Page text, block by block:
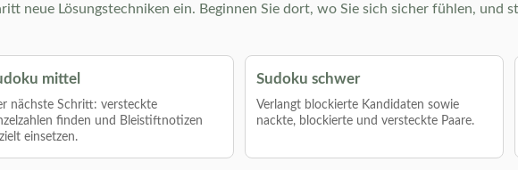
neue Lösungstechniken ein. Beginnen Sie dort, wo Sie sich sicher fühlen, und
mittel
nächste Schritt: versteckte
finden und Bleistiftnotizen
einsetzen.
Sudoku schwer
Verlangt blockierte Kandidaten sowie
nackte, blockierte und versteckte Paare.